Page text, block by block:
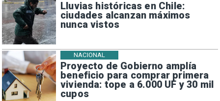
Lluvias históricas en Chile:
ciudades alcanzan máximos
nunca vistos
Proyecto de Gobierno amplía
beneficio para comprar primera
vivienda: tope a 6.000 UF y 30 mil
cupos
NACIONAL